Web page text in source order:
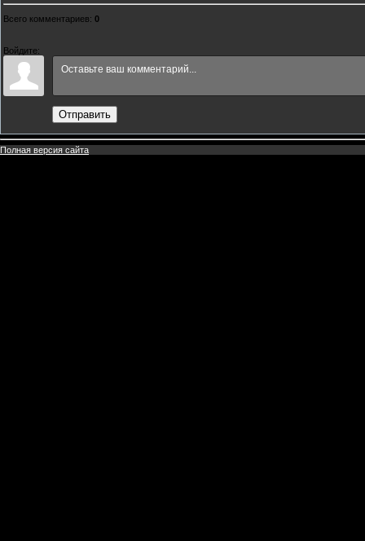
Всего комментариев: 0
Войдите:
Отправить
Полная версия сайта